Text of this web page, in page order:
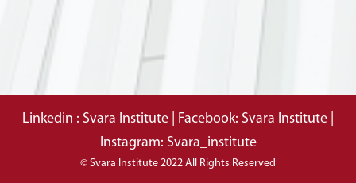
Linkedin : Svara Institute | Facebook: Svara Institute |
Instagram: Svara_institute
© Svara Institute 2022 All Rights Reserved